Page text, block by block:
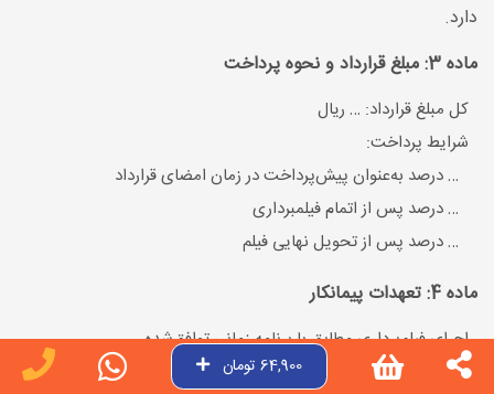
دارد.
ماده 3: مبلغ قرارداد و نحوه پرداخت
کل مبلغ قرارداد: … ریال
شرایط پرداخت:
… درصد به‌عنوان پیش‌پرداخت در زمان امضای قرارداد
… درصد پس از اتمام فیلمبرداری
… درصد پس از تحویل نهایی فیلم
ماده 4: تعهدات پیمانکار
اجرای فیلم‌برداری مطابق با برنامه زمانی توافق‌شده.
تدوین فیلم مطابق با استانداردهای فنی و هنری تعیین‌شده توسط
64,900 تومان